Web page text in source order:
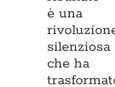
è una
silenziosa
che ha